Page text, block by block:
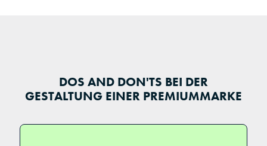
DOS AND DON'TS BEI DER
GESTALTUNG EINER PREMIUMMARKE